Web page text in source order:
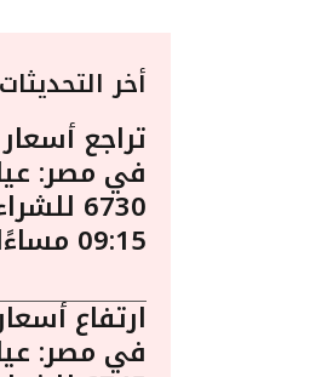
أخر التحديثات
تراجع
6730
09:15 مساءًا
ارتفاع